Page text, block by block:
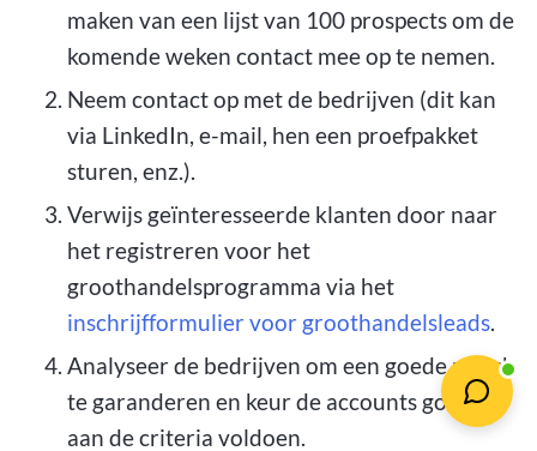
maken van een lijst van 100 prospects om de
komende weken contact mee op te nemen.
Neem contact op met de bedrijven (dit kan
via LinkedIn, e-mail, hen een proefpakket
sturen, enz.).
Verwijs geïnteresseerde klanten door naar
het registreren voor het
groothandelsprogramma via het
inschrijfformulier voor groothandelsleads.
Analyseer de bedrijven om een goede match
te garanderen en keur de accounts goed die
aan de criteria voldoen.